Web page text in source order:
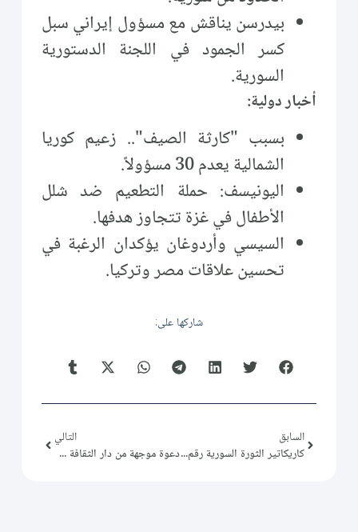
بيدرسن يناقش مع مسؤول إيراني سبل
كسر الجمود في اللجنة الدستورية
السورية.
أخبار دولية:
بسبب "كارثة الصيف".. زعيم كوريا
الشمالية يعدم 30 مسؤولاً.
اليونيسف: حملة التطعيم ضد شلل
الأطفال في غزة تتجاوز هدفها.
السيسي وأردوغان يؤكدان الرغبة في
تحسين علاقات مصر وتركيا.
شاركها على:
السابق
كاريكاتير الثورة السورية رقم (88)
التالي
دعوة موجهة من دار الثقافة والمعارف في الشمال السوري